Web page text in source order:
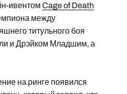
ивентом Cage of Death
между
титульного боя
и Дрэйком Младшим, а
на ринге появился